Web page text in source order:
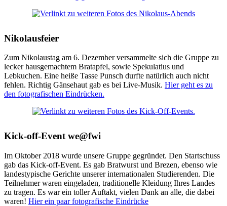
Nikolausfeier
Zum Nikolaustag am 6. Dezember versammelte sich die Gruppe zu
lecker hausgemachtem Bratapfel, sowie Spekulatius und
Lebkuchen. Eine heiße Tasse Punsch durfte natürlich auch nicht
fehlen. Richtig Gänsehaut gab es bei Live-Musik. Hier geht es zu
den fotografischen Eindrücken.
Kick-off-Event we@fwi
Im Oktober 2018 wurde unsere Gruppe gegründet. Den Startschuss
gab das Kick-off-Event. Es gab Bratwurst und Brezen, ebenso wie
landestypische Gerichte unserer internationalen Studierenden. Die
Teilnehmer waren eingeladen, traditionelle Kleidung Ihres Landes
zu tragen. Es war ein toller Auftakt, vielen Dank an alle, die dabei
waren! Hier ein paar fotografische Eindrücke